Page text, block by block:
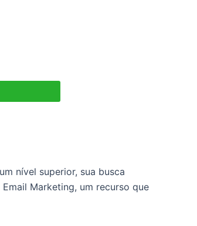
nível superior, sua busca
Marketing, um recurso que